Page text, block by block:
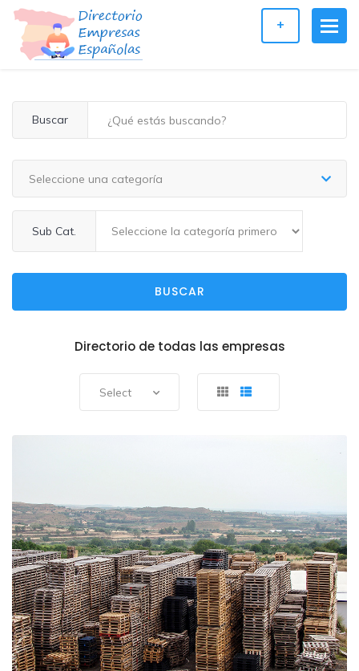
+
Buscar
Seleccione una categoría
Sub Cat.
BUSCAR
Directorio de todas las empresas
Select